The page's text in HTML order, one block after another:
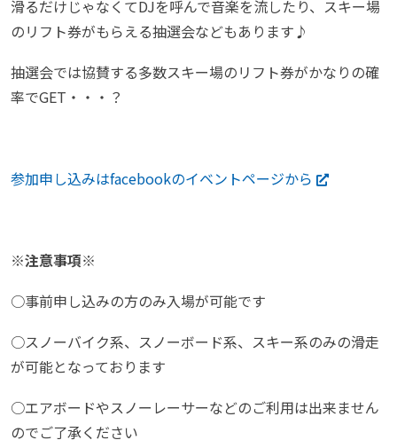
滑るだけじゃなくてDJを呼んで音楽を流したり、スキー場
のリフト券がもらえる抽選会などもあります♪
抽選会では協賛する多数スキー場のリフト券がかなりの確
率でGET・・・？
参加申し込みはfacebookのイベントページから
※注意事項※
○事前申し込みの方のみ入場が可能です
○スノーバイク系、スノーボード系、スキー系のみの滑走
が可能となっております
○エアボードやスノーレーサーなどのご利用は出来ません
のでご了承ください